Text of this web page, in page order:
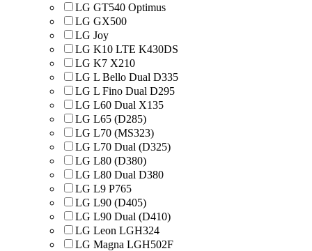
LG GT540 Optimus
LG GX500
LG Joy
LG K10 LTE K430DS
LG K7 X210
LG L Bello Dual D335
LG L Fino Dual D295
LG L60 Dual X135
LG L65 (D285)
LG L70 (MS323)
LG L70 Dual (D325)
LG L80 (D380)
LG L80 Dual D380
LG L9 P765
LG L90 (D405)
LG L90 Dual (D410)
LG Leon LGH324
LG Magna LGH502F